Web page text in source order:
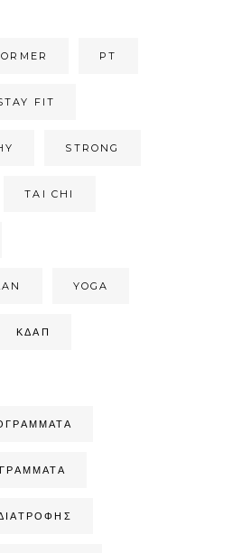
PT
FIT
STRONG
TAI CHI
YOGA
ΚΔΑΠ